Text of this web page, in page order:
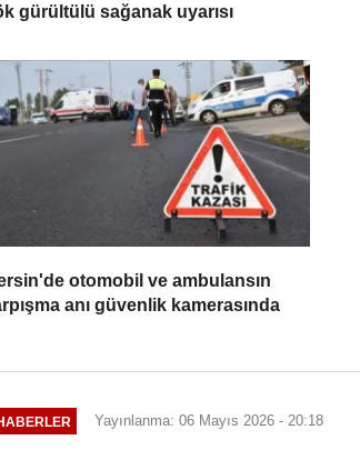
gürültülü sağanak uyarısı
otomobil ve ambulansın
anı güvenlik kamerasında
Yayınlanma: 06 Mayıs 2026 - 20:18